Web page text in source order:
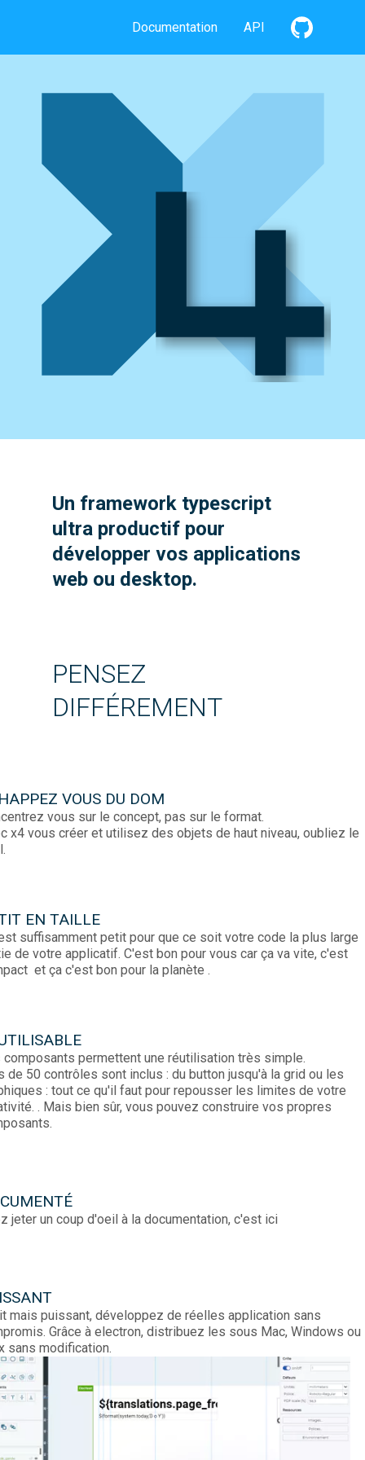
Documentation API
Un framework typescript
ultra productif pour
développer vos applications
web ou desktop.
PENSEZ
DIFFÉREMENT
VOUS DU DOM
vous sur le concept, pas sur le format.
x4 vous créer et utilisez des objets de haut niveau, oubliez le
EN TAILLE
suffisamment petit pour que ce soit votre code la plus large
de votre applicatif. C'est bon pour vous car ça va vite, c'est
et ça c'est bon pour la planète .
composants permettent une réutilisation très simple.
de 50 contrôles sont inclus : du button jusqu'à la grid ou les
: tout ce qu'il faut pour repousser les limites de votre
. Mais bien sûr, vous pouvez construire vos propres
jeter un coup d'oeil à la documentation, c'est ici
mais puissant, développez de réelles application sans
Grâce à electron, distribuez les sous Mac, Windows ou
sans modification.